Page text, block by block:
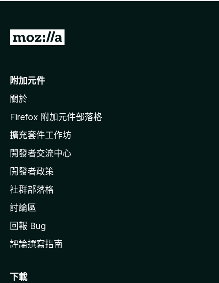
有
前
o
i
l
a
官
網
附加元件
關於
Firefox 附加元件部落格
擴充套件工作坊
開發者交流中心
開發者政策
社群部落格
討論區
回報 Bug
評論撰寫指南
下載